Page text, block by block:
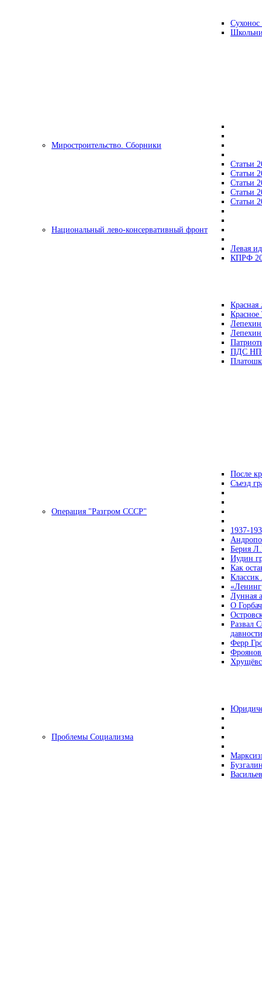
Миростроительство. Сборники
Статьи
Статьи
Статьи
Статьи
Статьи
Национальный лево-консервативный фронт
Левая
КПРФ
Красная
ПДС
После
Съезд
Операция "Разгром СССР"
1937-
Берия
Иудин
Как
Лунная
О
Развал
давности
Ферр
Проблемы Социализма